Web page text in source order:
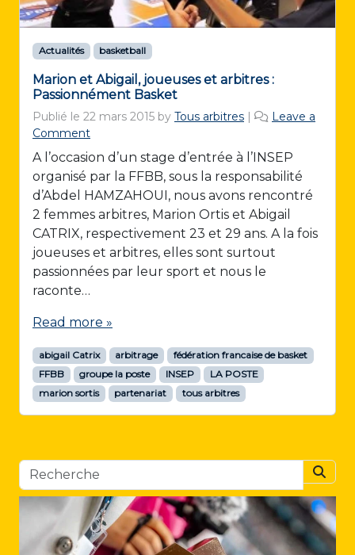
Actualités basketball
Marion et Abigail, joueuses et arbitres :
Passionnément Basket
Publié le 22 mars 2015 by Tous arbitres
Leave a
Comment
A l’occasion d’un stage d’entrée à l’INSEP
organisé par la FFBB, sous la responsabilité
d’Abdel HAMZAHOUI, nous avons rencontré
2 femmes arbitres, Marion Ortis et Abigail
CATRIX, respectivement 23 et 29 ans. A la fois
joueuses et arbitres, elles sont surtout
passionnées par leur sport et nous le
raconte…
Read more »
abigail Catrix arbitrage
fédération francaise de basket
FFBB
groupe la poste INSEP
LA POSTE
marion sortis
partenariat tous arbitres